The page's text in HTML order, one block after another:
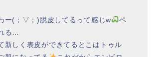
ー(；▽；)脱皮してるって感じw
ペ
る…
新しく表皮ができてるとこはトゥル